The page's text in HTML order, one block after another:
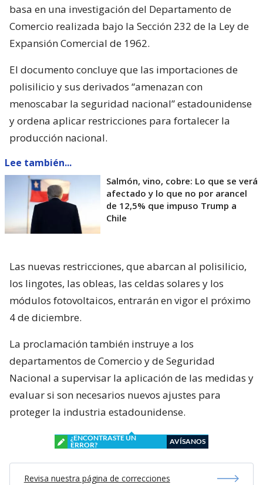
basa en una investigación del Departamento de
Comercio realizada bajo la Sección 232 de la Ley de
Expansión Comercial de 1962.
El documento concluye que las importaciones de
polisilicio y sus derivados “amenazan con
menoscabar la seguridad nacional” estadounidense
y ordena aplicar restricciones para fortalecer la
producción nacional.
Lee también...
Salmón, vino, cobre: Lo que se verá
afectado y lo que no por arancel
de 12,5% que impuso Trump a
Chile
Las nuevas restricciones, que abarcan al polisilicio,
los lingotes, las obleas, las celdas solares y los
módulos fotovoltaicos, entrarán en vigor el próximo
4 de diciembre.
La proclamación también instruye a los
departamentos de Comercio y de Seguridad
Nacional a supervisar la aplicación de las medidas y
evaluar si son necesarios nuevos ajustes para
proteger la industria estadounidense.
¿ENCONTRASTE UN
ERROR?
AVÍSANOS
Revisa nuestra página de correcciones